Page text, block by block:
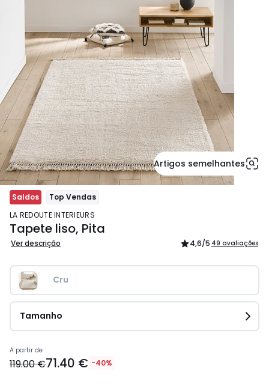
Artigos semelhantes
Saldos
Top Vendas
LA REDOUTE INTERIEURS
Tapete liso, Pita
Ver descrição 4,6/5 49 avaliações
Cru
Tamanho
Preço
a
A partir de
119.00 €71.40 € -40%